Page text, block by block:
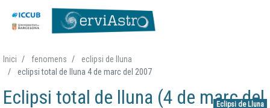
al
Inici fenomens
eclipsi de lluna
eclipsi total de lluna 4 de marc del 2007
Eclipsi de Lluna
Eclipsi total de lluna (4 de març del